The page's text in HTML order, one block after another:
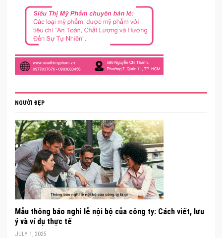
NGƯỜI ĐẸP
Mẫu thông báo nghỉ lễ nội bộ của công ty: Cách viết, lưu
ý và ví dụ thực tế
JULY 1, 2025